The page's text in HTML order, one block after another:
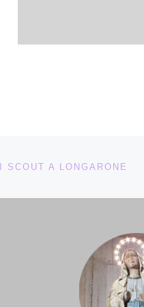
articoli
SCOUT A LONGARONE